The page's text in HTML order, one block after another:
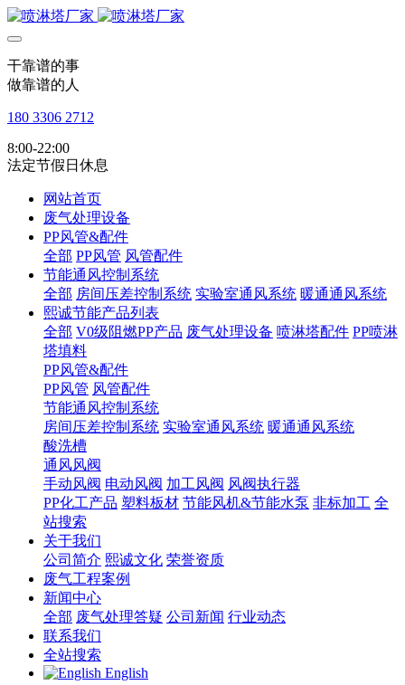
干靠谱的事
做靠谱的人
180 3306 2712
8:00-22:00
法定节假日休息
网站首页
废气处理设备
PP风管&配件
全部 PP风管 风管配件
节能通风控制系统
全部 房间压差控制系统 实验室通风系统 暖通通风系统
熙诚节能产品列表
全部 V0级阻燃PP产品 废气处理设备 喷淋塔配件 PP喷淋
塔填料
PP风管&配件
PP风管 风管配件
节能通风控制系统
房间压差控制系统 实验室通风系统 暖通通风系统
酸洗槽
通风风阀
手动风阀 电动风阀 加工风阀 风阀执行器
PP化工产品 塑料板材 节能风机&节能水泵 非标加工 全
站搜索
关于我们
公司简介 熙诚文化 荣誉资质
废气工程案例
新闻中心
全部 废气处理答疑 公司新闻 行业动态
联系我们
全站搜索
English